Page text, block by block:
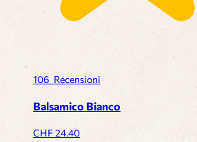
106 Recensioni
Balsamico Bianco
CHF24.40